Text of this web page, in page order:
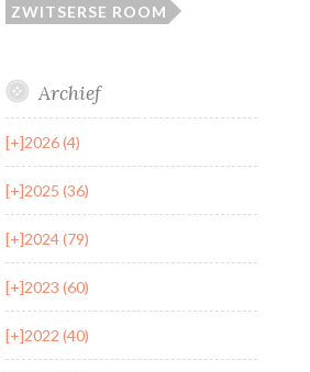
ZWITSERSE ROOM
Archief
[+]2026 (4)
[+]2025 (36)
[+]2024 (79)
[+]2023 (60)
[+]2022 (40)